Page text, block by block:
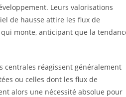
Leurs valorisations
de hausse attire les flux de
monte, anticipant que la
centrales réagissent généralement
ou celles dont les flux de
alors une nécessité absolue pour